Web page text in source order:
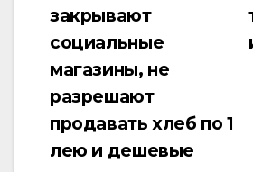
закрывают
социальные
магазины, не
разрешают
продавать хлеб по 1
лею и дешевые